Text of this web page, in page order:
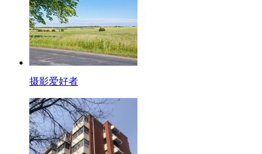
摄影爱好者